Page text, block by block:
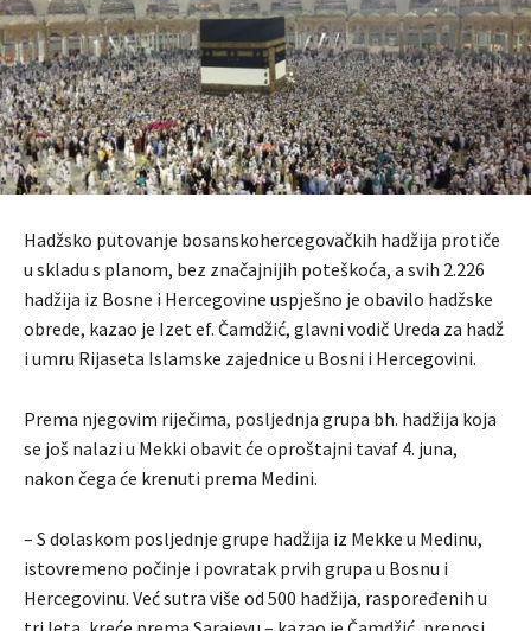
Hadžsko putovanje bosanskohercegovačkih hadžija protiče
u skladu s planom, bez značajnijih poteškoća, a svih 2.226
hadžija iz Bosne i Hercegovine uspješno je obavilo hadžske
obrede, kazao je Izet ef. Čamdžić, glavni vodič Ureda za hadž
i umru Rijaseta Islamske zajednice u Bosni i Hercegovini.
Prema njegovim riječima, posljednja grupa bh. hadžija koja
se još nalazi u Mekki obavit će oproštajni tavaf 4. juna,
nakon čega će krenuti prema Medini.
– S dolaskom posljednje grupe hadžija iz Mekke u Medinu,
istovremeno počinje i povratak prvih grupa u Bosnu i
Hercegovinu. Već sutra više od 500 hadžija, raspoređenih u